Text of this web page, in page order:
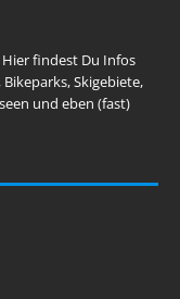
Hier findest Du Infos
Skigebiete,
und eben (fast)